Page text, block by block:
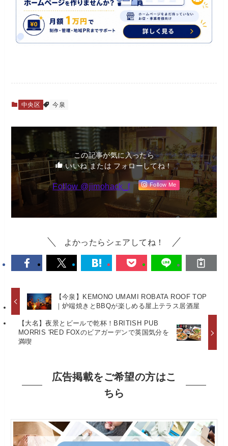
中央区 今泉
この記事が気に入ったら
いいね または フォローしてね！
Follow @jimohack_f Follow Me
よかったらシェアしてね！
【今泉】KEMONO UMAMI ROBATA ROOF TOP
｜炉端焼きとBBQが楽しめる屋上テラス居酒屋
【大名】夜景とビールで乾杯！BRITISH PUB
MORRIS 'RED FOXのビアガーデンで英国気分を
満喫
広告掲載をご希望の方はこ
ちら